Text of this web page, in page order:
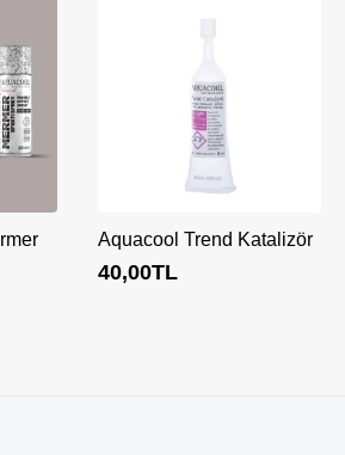
Aquacool Trend Katalizör
40,00TL